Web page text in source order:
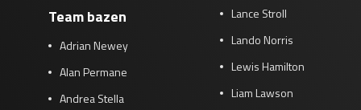
Team bazen
Adrian Newey
Alan Permane
Andrea Stella
Lance Stroll
Lando Norris
Lewis Hamilton
Liam Lawson